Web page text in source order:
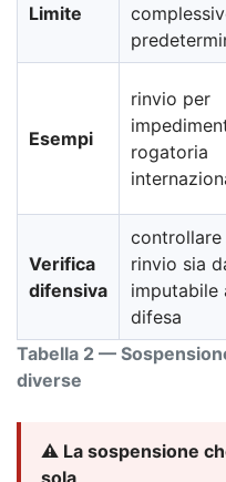
Tabella 2 —
diverse
Limite
Esempi
rinvio per
rogatoria
Verifica
difensiva
controllare
rinvio sia
imputabile
difesa
⚠️ La sospensione
sola